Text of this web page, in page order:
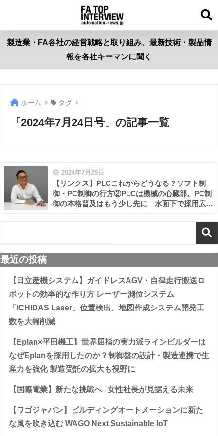
製造業・FA各社の経営戦略と取り組み、最新技術・製品情
報を各社キーマンに聞く
ホーム タグ
「2024年7月24日号」の記事一覧
2024年7月29日
【リンクス】PLCこれからどうなる？ソフト制
御・PC制御の行方②PLCは機械の心臓部。PC制
御の本格普及はもう少し先に 水面下で採用広が
最近の投稿
【日立産機システム】ガイドレスAGV・自律走行搬送ロ
ボットの効率的な作り方 レーザー測位システム
「ICHIDAS Laser」位置検出、地図作成システム開発工
数を大幅削減
【Eplan×平田機工】世界屈指の実力派ラインビルダーは
なぜEplanを採用したのか？制御盤の設計・製造連携で生
産力を強化 製造受託の拡大も視野に
【国際電業】新たな挑戦へ─女性社長が見据える未来
【ワゴジャパン】ビルディングオートメーションに新た
な風を吹き込む WAGO Next Sustainable IoT